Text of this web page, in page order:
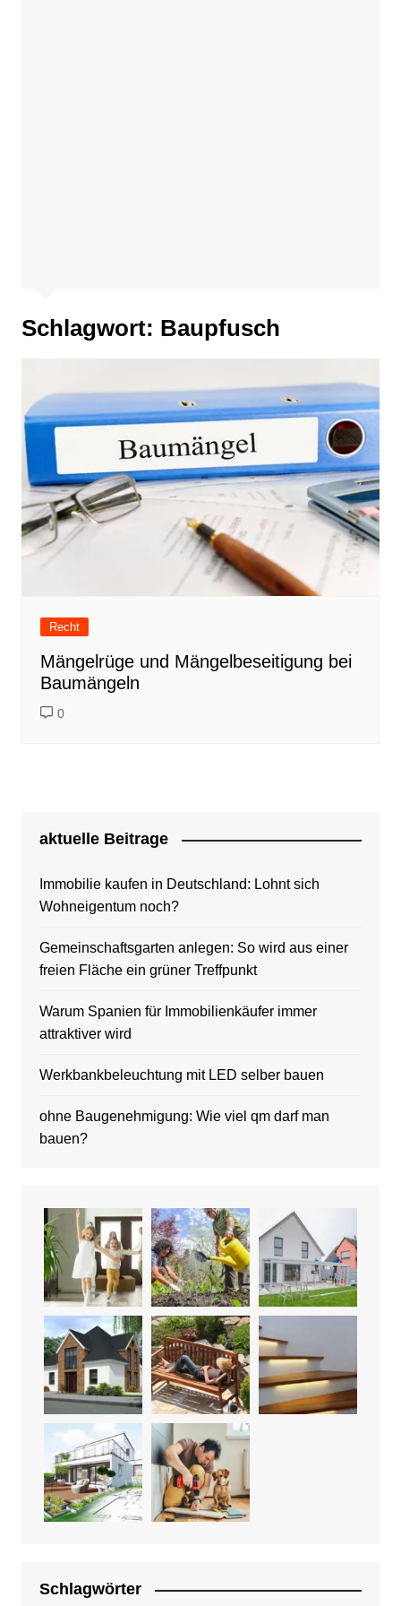
Schlagwort: Baupfusch
Recht
Mängelrüge und Mängelbeseitigung bei
Baumängeln
0
aktuelle Beitrage
Immobilie kaufen in Deutschland: Lohnt sich
Wohneigentum noch?
Gemeinschaftsgarten anlegen: So wird aus einer
freien Fläche ein grüner Treffpunkt
Warum Spanien für Immobilienkäufer immer
attraktiver wird
Werkbankbeleuchtung mit LED selber bauen
ohne Baugenehmigung: Wie viel qm darf man
bauen?
Schlagwörter